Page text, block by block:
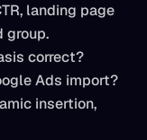
landing page
group.
correct?
Ads import?
insertion,